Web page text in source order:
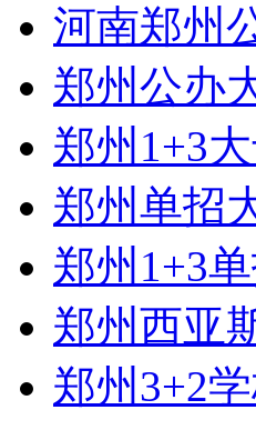
河南郑州
郑州公办
郑州1+3
郑州单招
郑州1+3
郑州西亚
郑州3+2